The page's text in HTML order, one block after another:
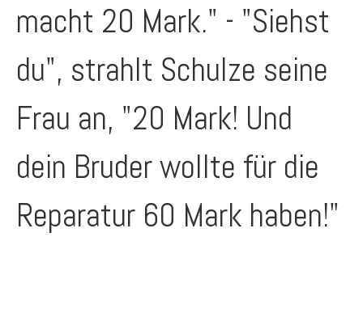
macht 20 Mark." - "Siehst
du", strahlt Schulze seine
Frau an, "20 Mark! Und
dein Bruder wollte für die
Reparatur 60 Mark haben!"